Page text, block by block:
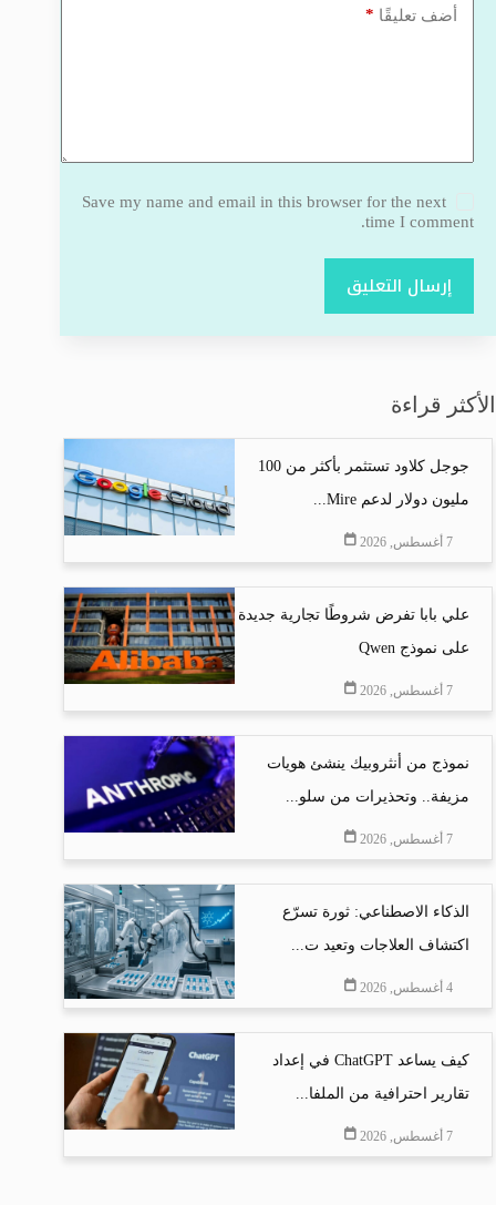
أضف تعليقًا *
Save my name and email in this browser for the next
time I comment.
إرسال التعليق
الأكثر قراءة
جوجل كلاود تستثمر بأكثر من 100
مليون دولار لدعم Mire...
7 أغسطس, 2026
علي بابا تفرض شروطًا تجارية جديدة
على نموذج Qwen
7 أغسطس, 2026
نموذج من أنثروبيك ينشئ هويات
مزيفة.. وتحذيرات من سلو...
7 أغسطس, 2026
الذكاء الاصطناعي: ثورة تسرّع
اكتشاف العلاجات وتعيد ت...
4 أغسطس, 2026
كيف يساعد ChatGPT في إعداد
تقارير احترافية من الملفا...
7 أغسطس, 2026